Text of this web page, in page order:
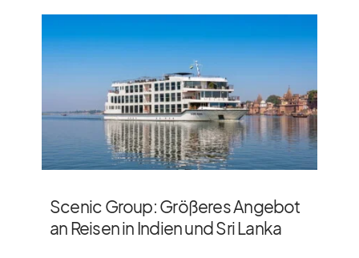
Scenic Group: Größeres Angebot
an Reisen in Indien und Sri Lanka